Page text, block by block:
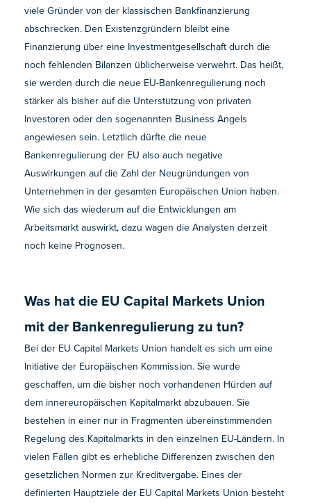
viele Gründer von der klassischen Bankfinanzierung
abschrecken. Den Existenzgründern bleibt eine
Finanzierung über eine Investmentgesellschaft durch die
noch fehlenden Bilanzen üblicherweise verwehrt. Das heißt,
sie werden durch die neue EU-Bankenregulierung noch
stärker als bisher auf die Unterstützung von privaten
Investoren oder den sogenannten Business Angels
angewiesen sein. Letztlich dürfte die neue
Bankenregulierung der EU also auch negative
Auswirkungen auf die Zahl der Neugründungen von
Unternehmen in der gesamten Europäischen Union haben.
Wie sich das wiederum auf die Entwicklungen am
Arbeitsmarkt auswirkt, dazu wagen die Analysten derzeit
noch keine Prognosen.
Was hat die EU Capital Markets Union
mit der Bankenregulierung zu tun?
Bei der EU Capital Markets Union handelt es sich um eine
Initiative der Europäischen Kommission. Sie wurde
geschaffen, um die bisher noch vorhandenen Hürden auf
dem innereuropäischen Kapitalmarkt abzubauen. Sie
bestehen in einer nur in Fragmenten übereinstimmenden
Regelung des Kapitalmarkts in den einzelnen EU-Ländern. In
vielen Fällen gibt es erhebliche Differenzen zwischen den
gesetzlichen Normen zur Kreditvergabe. Eines der
definierten Hauptziele der EU Capital Markets Union besteht